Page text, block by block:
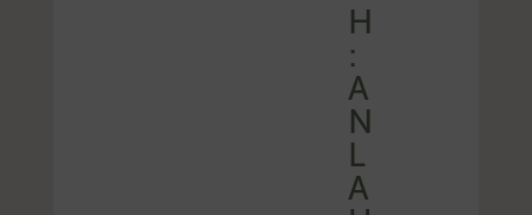
H
:
A
N
L
A